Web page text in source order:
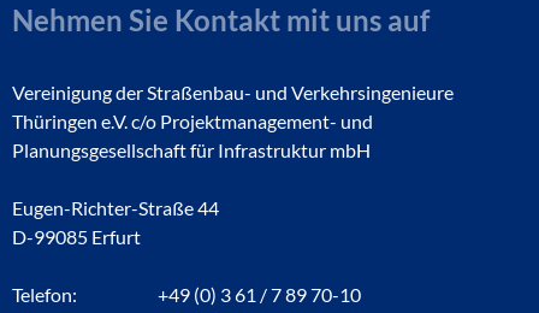
Nehmen Sie Kontakt mit uns auf
Vereinigung der Straßenbau- und Verkehrsingenieure
Thüringen e.V. c/o Projektmanagement- und
Planungsgesellschaft für Infrastruktur mbH
Eugen-Richter-Straße 44
D-99085 Erfurt
Telefon:
+49 (0) 3 61 / 7 89 70-10